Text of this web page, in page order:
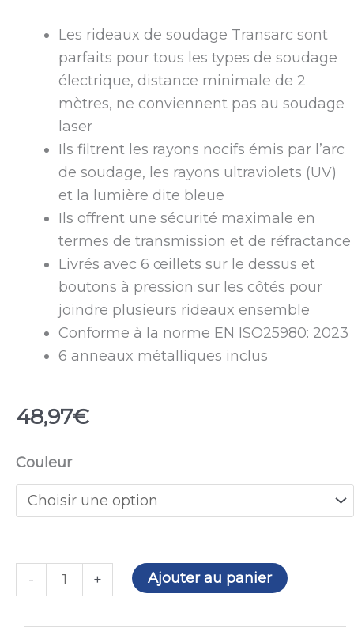
Les rideaux de soudage Transarc sont
parfaits pour tous les types de soudage
électrique, distance minimale de 2
mètres, ne conviennent pas au soudage
laser
Ils filtrent les rayons nocifs émis par l’arc
de soudage, les rayons ultraviolets (UV)
et la lumière dite bleue
Ils offrent une sécurité maximale en
termes de transmission et de réfractance
Livrés avec 6 œillets sur le dessus et
boutons à pression sur les côtés pour
joindre plusieurs rideaux ensemble
Conforme à la norme EN ISO25980: 2023
6 anneaux métalliques inclus
48,97€
Couleur
-
quantité
de
Rideau
soudage
Transarc
H
+ Ajouter au panier